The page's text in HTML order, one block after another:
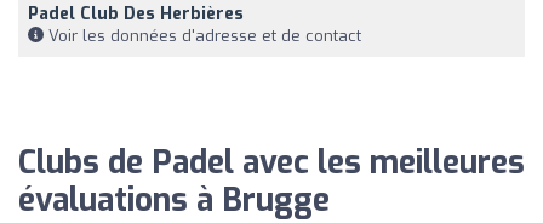
Padel Club Des Herbières
Voir les données d'adresse et de contact
Clubs de Padel avec les meilleures
évaluations à Brugge